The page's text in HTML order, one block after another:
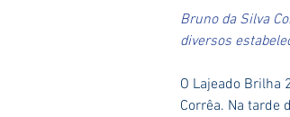
Bruno da Silva
diversos
O Lajeado Brilha
Corrêa. Na tarde